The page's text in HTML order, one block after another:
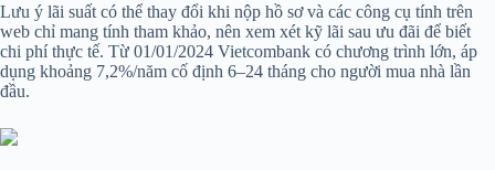
Lưu ý lãi suất có thể thay đổi khi nộp hồ sơ và các công cụ tính trên
web chỉ mang tính tham khảo, nên xem xét kỹ lãi sau ưu đãi để biết
chi phí thực tế. Từ 01/01/2024 Vietcombank có chương trình lớn, áp
dụng khoảng 7,2%/năm cố định 6–24 tháng cho người mua nhà lần
đầu.